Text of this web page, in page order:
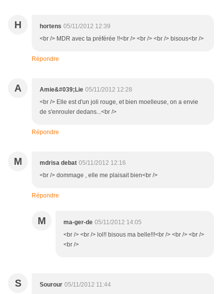
H hortens 05/11/2012 12:39
<br /> MDR avec ta préférée !!<br /> <br /> <br /> bisous<br />
Répondre
A Amie&#039;Lie 05/11/2012 12:28
<br /> Elle est d'un joli rouge, et bien moelleuse, on a envie
de s'enrouler dedans...<br />
Répondre
M mdrisa debat 05/11/2012 12:16
<br /> dommage , elle me plaisait bien<br />
Répondre
M ma-ger-de 05/11/2012 14:05
<br /> <br /> lol!! bisous ma belle!!!<br /> <br /> <br />
<br />
S Sourour 05/11/2012 11:44